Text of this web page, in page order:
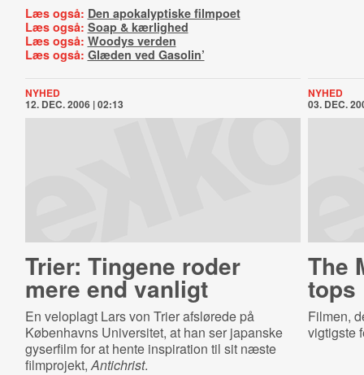
Læs også: Den apokalyptiske filmpoet
Læs også: Soap & kærlighed
Læs også: Woodys verden
Læs også: Glæden ved Gasolin’
NYHED
12. DEC. 2006 | 02:13
Trier: Tingene roder
mere end vanligt
En veloplagt Lars von Trier afslørede på
Københavns Universitet, at han ser japanske
gyserfilm for at hente inspiration til sit næste
filmprojekt,Antichrist.
NYHED
03. DEC.
The
tops
Filmen,
vigtigste